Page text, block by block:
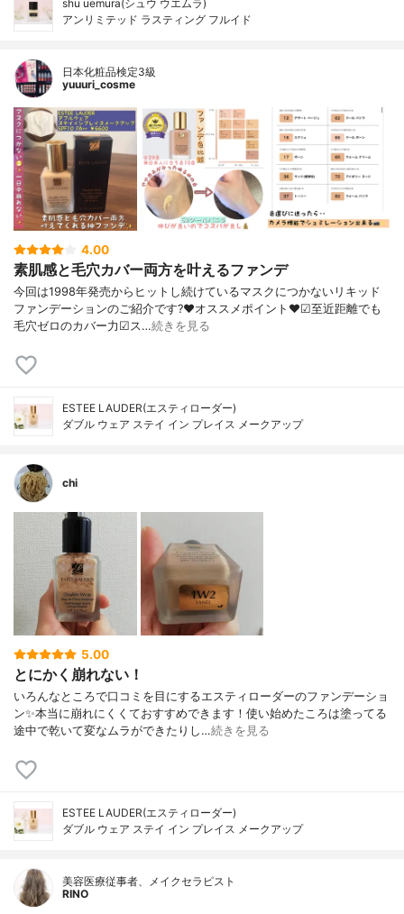
shu uemura(シュウ ウエムラ)
アンリミテッド ラスティング フルイド
日本化粧品検定3級
yuuuri_cosme
4.00
素肌感と毛穴カバー両方を叶えるファンデ
今回は1998年発売からヒットし続けているマスクにつかないリキッド
ファンデーションのご紹介です?❤︎オススメポイント❤︎☑︎至近距離でも
毛穴ゼロのカバー力☑︎ス…続きを見る
ESTEE LAUDER(エスティローダー)
ダブル ウェア ステイ イン プレイス メークアップ
chi
5.00
とにかく崩れない！
いろんなところで口コミを目にするエスティローダーのファンデーショ
ン✨本当に崩れにくくておすすめできます！使い始めたころは塗ってる
途中で乾いて変なムラができたりし…続きを見る
ESTEE LAUDER(エスティローダー)
ダブル ウェア ステイ イン プレイス メークアップ
美容医療従事者、メイクセラピスト
RINO